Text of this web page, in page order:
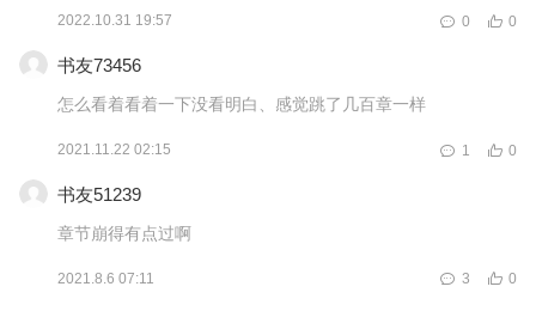
2022.10.31 19:57 0
0
书友73456
怎么看着看着一下没看明白、感觉跳了几百章一样
2021.11.22 02:15 0
1
书友51239
章节崩得有点过啊
2021.8.6 07:11 0
3